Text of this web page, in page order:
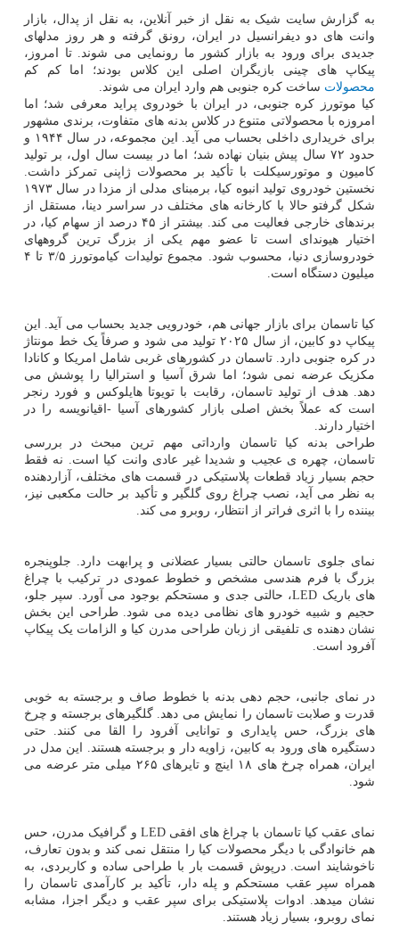
به گزارش سایت شیک به نقل از خبر آنلاین، به نقل از پدال، بازار
وانت های دو دیفرانسیل در ایران، رونق گرفته و هر روز مدلهای
جدیدی برای ورود به بازار کشور ما رونمایی می شوند. تا امروز،
پیکاپ های چینی بازیگران اصلی این کلاس بودند؛ اما کم کم
محصولات ساخت کره جنوبی هم وارد ایران می شوند.
کیا موتورز کره جنوبی، در ایران با خودروی پراید معرفی شد؛ اما
امروزه با محصولاتی متنوع در کلاس بدنه های متفاوت، برندی مشهور
برای خریداری داخلی بحساب می آید. این مجموعه، در سال ۱۹۴۴ و
حدود ۷۲ سال پیش بنیان نهاده شد؛ اما در بیست سال اول، بر تولید
کامیون و موتورسیکلت با تأکید بر محصولات ژاپنی تمرکز داشت.
نخستین خودروی تولید انبوه کیا، برمبنای مدلی از مزدا در سال ۱۹۷۳
شکل گرفتو حالا با کارخانه های مختلف در سراسر دینا، مستقل از
برندهای خارجی فعالیت می کند. بیشتر از ۴۵ درصد از سهام کیا، در
اختیار هیوندای است تا عضو مهم یکی از بزرگ ترین گروههای
خودروسازی دنیا، محسوب شود. مجموع تولیدات کیاموتورز ۳/۵ تا ۴
میلیون دستگاه است.
کیا تاسمان برای بازار جهانی هم، خودرویی جدید بحساب می آید. این
پیکاپ دو کابین، از سال ۲۰۲۵ تولید می شود و صرفاً یک خط مونتاژ
در کره جنوبی دارد. تاسمان در کشورهای غربی شامل امریکا و کانادا
مکزیک عرضه نمی شود؛ اما شرق آسیا و استرالیا را پوشش می
دهد. هدف از تولید تاسمان، رقابت با تویوتا هایلوکس و فورد رنجر
است که عملاً بخش اصلی بازار کشورهای آسیا -اقیانویسه را در
اختیار دارند.
طراحی بدنه کیا تاسمان وارداتی مهم ترین مبحث در بررسی
تاسمان، چهره ی عجیب و شدیدا غیر عادی وانت کیا است. نه فقط
حجم بسیار زیاد قطعات پلاستیکی در قسمت های مختلف، آزاردهنده
به نظر می آید، نصب چراغ روی گلگیر و تأکید بر حالت مکعبی نیز،
بیننده را با اثری فراتر از انتظار، روبرو می کند.
نمای جلوی تاسمان حالتی بسیار عضلانی و پرابهت دارد. جلوپنجره
بزرگ با فرم هندسی مشخص و خطوط عمودی در ترکیب با چراغ
های باریک LED، حالتی جدی و مستحکم بوجود می آورد. سپر جلو،
حجیم و شبیه خودرو های نظامی دیده می شود. طراحی این بخش
نشان دهنده ی تلفیقی از زبان طراحی مدرن کیا و الزامات یک پیکاپ
آفرود است.
در نمای جانبی، حجم دهی بدنه با خطوط صاف و برجسته به خوبی
قدرت و صلابت تاسمان را نمایش می دهد. گلگیرهای برجسته و چرخ
های بزرگ، حس پایداری و توانایی آفرود را القا می کنند. حتی
دستگیره های ورود به کابین، زاویه دار و برجسته هستند. این مدل در
ایران، همراه چرخ های ۱۸ اینچ و تایرهای ۲۶۵ میلی متر عرضه می
شود.
نمای عقب کیا تاسمان با چراغ های افقی LED و گرافیک مدرن، حس
هم خانوادگی با دیگر محصولات کیا را منتقل نمی کند و بدون تعارف،
ناخوشایند است. درپوش قسمت بار با طراحی ساده و کاربردی، به
همراه سپر عقب مستحکم و پله دار، تأکید بر کارآمدی تاسمان را
نشان میدهد. ادوات پلاستیکی برای سپر عقب و دیگر اجزا، مشابه
نمای روبرو، بسیار زیاد هستند.